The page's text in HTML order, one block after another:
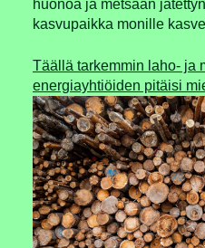
huonoa ja metsään
kasvupaikka monille
Täällä tarkemmin laho- ja
energiayhtiöiden pitäisi